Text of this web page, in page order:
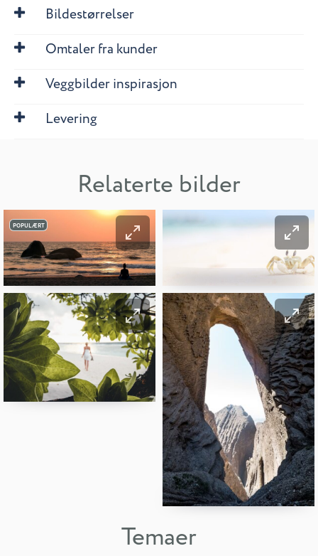
Bildestørrelser
Omtaler fra kunder
Veggbilder inspirasjon
Levering
Relaterte bilder
POPULÆRT
Temaer